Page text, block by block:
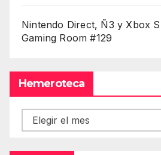
Nintendo Direct, Ñ3 y Xbox
Gaming Room #129
Hemeroteca
Hemeroteca